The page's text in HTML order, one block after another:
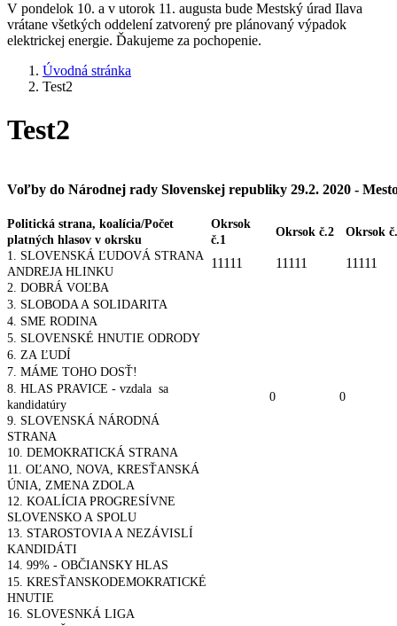
V pondelok 10. a v utorok 11. augusta bude Mestský úrad Ilava
vrátane všetkých oddelení zatvorený pre plánovaný výpadok
elektrickej energie. Ďakujeme za pochopenie.
Úvodná stránka
Test2
Test2
Voľby do Národnej rady Slovenskej republiky 29.2. 2020 -
Politická strana, koalícia/Počet
platných hlasov v okrsku
Okrsok
č.1
Okrsok č.2
Okrsok
1. SLOVENSKÁ ĽUDOVÁ STRANA
ANDREJA HLINKU
11111 11111 11111
2. DOBRÁ VOĽBA
3. SLOBODA A SOLIDARITA
4. SME RODINA
5. SLOVENSKÉ HNUTIE ODRODY
6. ZA ĽUDÍ
7. MÁME TOHO DOSŤ!
8. HLAS PRAVICE - vzdala sa
kandidatúry
0
0
9. SLOVENSKÁ NÁRODNÁ
STRANA
10. DEMOKRATICKÁ STRANA
11. OĽANO, NOVA, KRESŤANSKÁ
ÚNIA, ZMENA ZDOLA
12. KOALÍCIA PROGRESÍVNE
SLOVENSKO A SPOLU
13. STAROSTOVIA A NEZÁVISLÍ
KANDIDÁTI
14. 99% - OBČIANSKY HLAS
15. KRESŤANSKODEMOKRATICKÉ
HNUTIE
16. SLOVESNKÁ LIGA